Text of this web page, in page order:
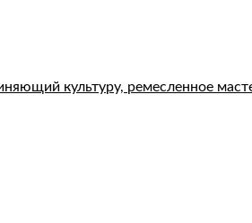
культуру, ремесленное